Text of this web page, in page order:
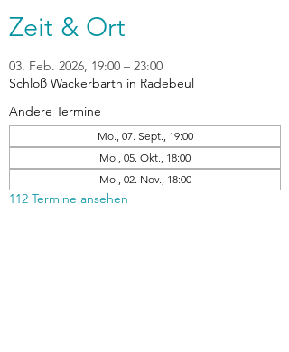
Zeit & Ort
03. Feb. 2026, 19:00 – 23:00
Schloß Wackerbarth in Radebeul
Andere Termine
Mo., 07. Sept., 19:00
Mo., 05. Okt., 18:00
Mo., 02. Nov., 18:00
112 Termine ansehen